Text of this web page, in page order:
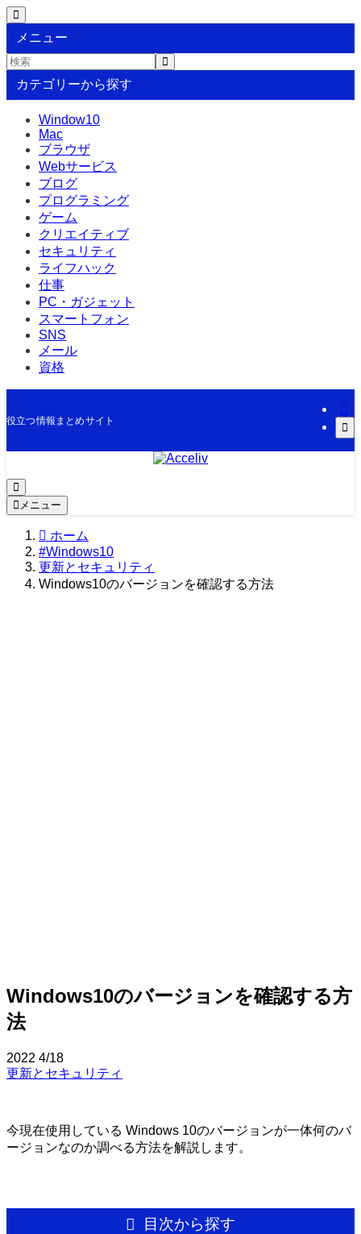
メニュー
カテゴリーから探す
Window10
Mac
ブラウザ
Webサービス
ブログ
プログラミング
ゲーム
クリエイティブ
セキュリティ
ライフハック
仕事
PC・ガジェット
スマートフォン
SNS
メール
資格
役立つ情報まとめサイト
メニュー
ホーム
#Windows10
更新とセキュリティ
Windows10のバージョンを確認する方法
Windows10のバージョンを確認する方
法
2022 4/18
更新とセキュリティ
今現在使用している Windows 10のバージョンが一体何のバ
ージョンなのか調べる方法を解説します。
目次から探す